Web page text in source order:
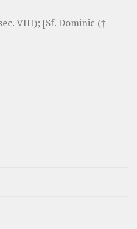
VIII); [Sf. Dominic (†